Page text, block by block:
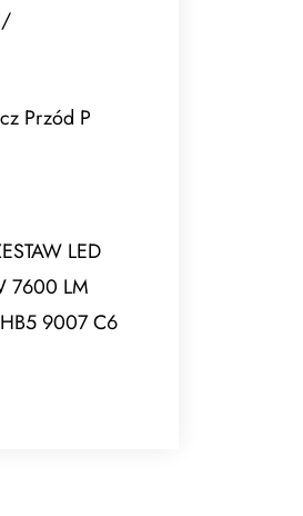
/
Przód P
LED
7600 LM
9007 C6